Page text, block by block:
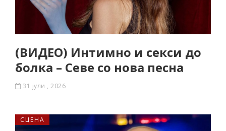
(ВИДЕО) Интимно и секси до
болка – Севе со нова песна
31 јули , 2026
СЦЕНА